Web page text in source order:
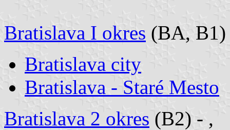
Bratislava I okres (BA, B1)
Bratislava city
Bratislava - Staré Mesto
Bratislava 2 okres (B2) - ,